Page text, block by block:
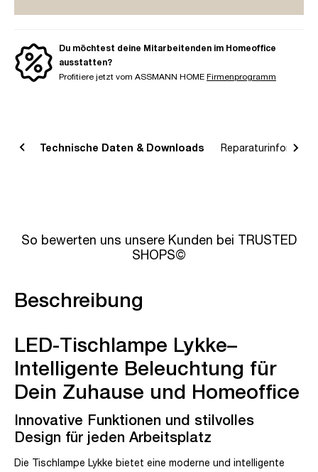
Du möchtest deine Mitarbeitenden im Homeoffice
ausstatten?
Profitiere jetzt vom ASSMANN HOME Firmenprogramm
Technische Daten & Downloads
So bewerten uns unsere Kunden bei TRUSTED
SHOPS©
Beschreibung
LED-Tischlampe Lykke–
Intelligente Beleuchtung für
Dein Zuhause und Homeoffice
Innovative Funktionen und stilvolles
Design für jeden Arbeitsplatz
Die Tischlampe Lykke bietet eine moderne und intelligente